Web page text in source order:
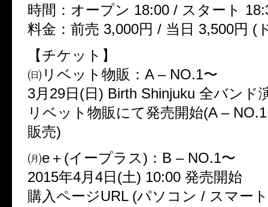
時間：オープン 18:00 / スタート
料金：前売 3,000円 / 当日 3,500円 (
【チケット】
㈰リベット物販：A – NO.1〜
3月29日(日) Birth Shinjuku 全バンド
リベット物販にて発売開始(A –
販売)
㈪e＋(イープラス)：B – NO.1〜
2015年4月4日(土) 10:00 発売開始
購入ページURL (パソコン / スマー